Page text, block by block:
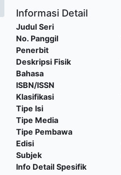
Informasi Detail
Judul Seri
No. Panggil
Penerbit
Deskripsi Fisik
Bahasa
ISBN/ISSN
Klasifikasi
Tipe Isi
Tipe Media
Tipe Pembawa
Edisi
Subjek
Info Detail Spesifik